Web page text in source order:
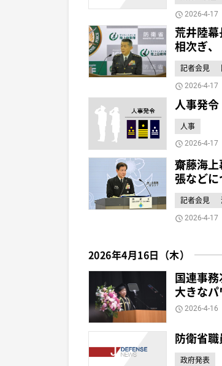
2026-4-17
荒井陸
相次ぎ、
記者会見
2026-4-17
人事発
人事
2026-4-17
齋藤海
張などに
記者会見
2026-4-17
2026年4月16日（木）
国連事
大きな
2026-4-16
防衛省
政府発表